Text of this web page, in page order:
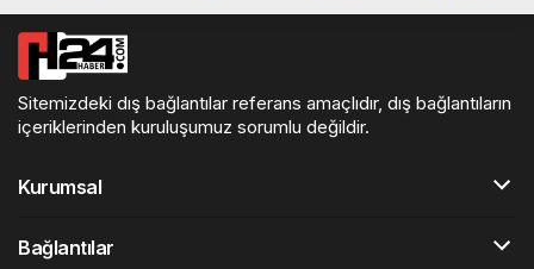
Sitemizdeki dış bağlantılar referans amaçlıdır, dış bağlantıların
içeriklerinden kuruluşumuz sorumlu değildir.
Kurumsal
Bağlantılar